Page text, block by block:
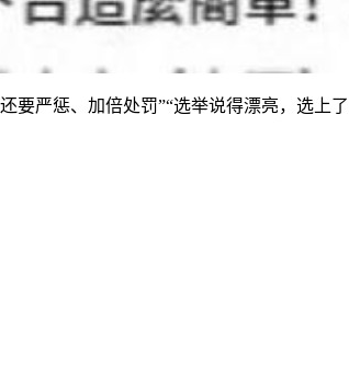
严惩、加倍处罚”“选举说得漂亮，选上